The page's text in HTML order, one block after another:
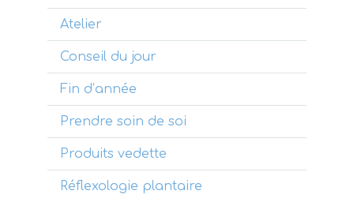
Atelier
Conseil du jour
Fin d’année
Prendre soin de soi
Produits vedette
Réflexologie plantaire